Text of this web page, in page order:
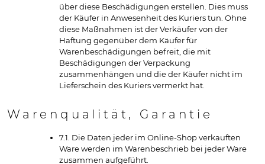
über diese Beschädigungen erstellen. Dies muss
der Käufer in Anwesenheit des Kuriers tun. Ohne
diese Maßnahmen ist der Verkäufer von der
Haftung gegenüber dem Käufer für
Warenbeschädigungen befreit, die mit
Beschädigungen der Verpackung
zusammenhängen und die der Käufer nicht im
Lieferschein des Kuriers vermerkt hat.
Warenqualität, Garantie
7.1. Die Daten jeder im Online-Shop verkauften
Ware werden im Warenbeschrieb bei jeder Ware
zusammen aufgeführt.